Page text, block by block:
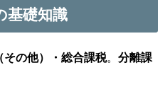
基礎知識
その他）・総合課税
分離課